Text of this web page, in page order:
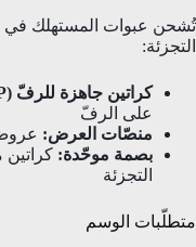
تُشحن عبوات المستهلك في
التجزئة:
كراتين جاهزة للرفّ (SRP):
على الرفّ
منصّات العرض:
بصمة موحّدة:
التجزئة
متطلّبات الوسم